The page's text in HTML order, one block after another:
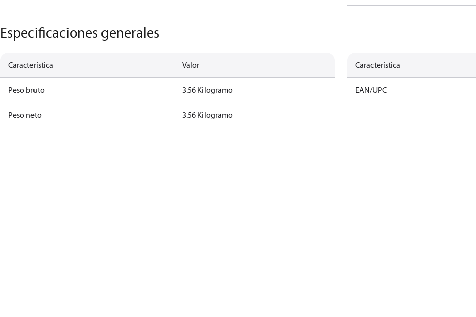
Especificaciones generales
Característica Valor
Peso bruto 3.56 Kilogramo
Peso neto 3.56 Kilogramo
Característica
EAN/UPC